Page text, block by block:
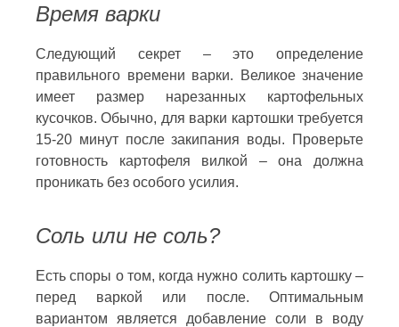
Время варки
Следующий секрет – это определение
правильного времени варки. Великое значение
имеет размер нарезанных картофельных
кусочков. Обычно, для варки картошки требуется
15-20 минут после закипания воды. Проверьте
готовность картофеля вилкой – она должна
проникать без особого усилия.
Соль или не соль?
Есть споры о том, когда нужно солить картошку –
перед варкой или после. Оптимальным
вариантом является добавление соли в воду